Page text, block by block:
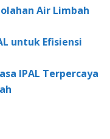
Air Limbah
untuk Efisiensi
IPAL Terpercaya